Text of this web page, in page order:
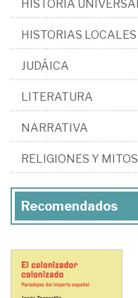
HISTORIA UNIVERSAL
HISTORIAS LOCALES
JUDÁICA
LITERATURA
NARRATIVA
RELIGIONES Y MITOS
Recomendados